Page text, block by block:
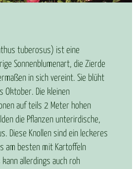
tuberosus) ist eine
Sonnenblumenart, die Zierde
in sich vereint. Sie blüht
Oktober. Die kleinen
auf teils 2 Meter hohen
die Pflanzen unterirdische,
Diese Knollen sind ein leckeres
am besten mit Kartoffeln
allerdings auch roh